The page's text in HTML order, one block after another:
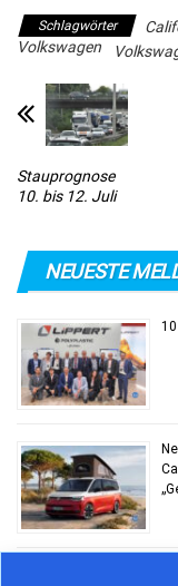
Schlagwörter
Volkswagen
Stauprognose
10. bis 12. Juli
NEUESTE
10